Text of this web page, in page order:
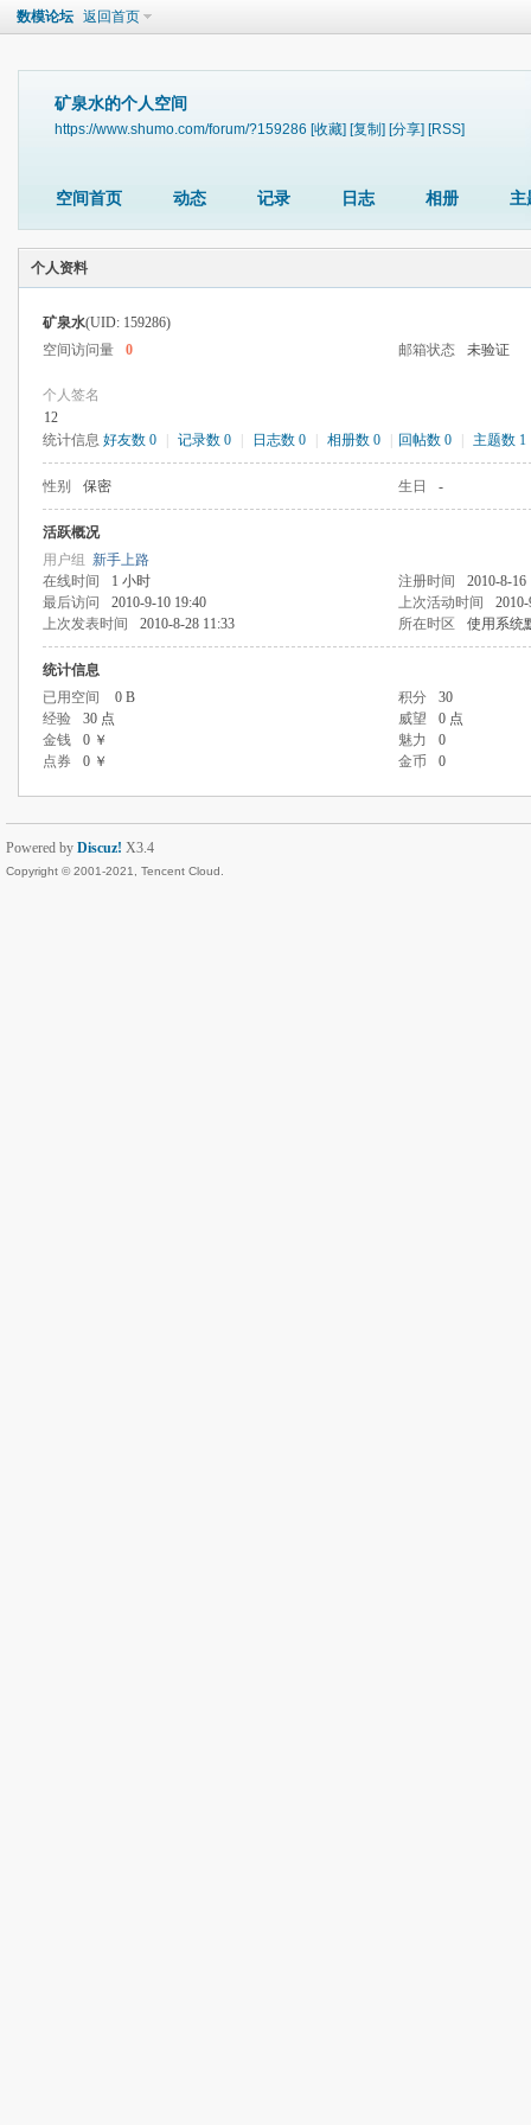
数模论坛 返回首页
矿泉水的个人空间
https://www.shumo.com/forum/?159286 [收藏] [复制] [分享] [RSS]
空间首页 动态 记录 日志 相册 主
个人资料
矿泉水(UID: 159286)
空间访问量
0 邮箱状态 未验证
个人签名
12
统计信息 好友数 0 记录数 0 日志数 0 相册数 0 回帖数 0 主题数 1
性别 保密 生日 -
活跃概况
用户组 新手上路
在线时间
1 小时 注册时间
2010-8-16
最后访问
2010-9-10 19:40 上次活动时间
上次发表时间
2010-8-28 11:33 所在时区 使用系统
统计信息
已用空间
0 B 积分
30
经验
30 点 威望
0 点
金钱
0 ￥ 魅力
0
点券
0 ￥ 金币 0
Powered by Discuz! X3.4
Copyright © 2001-2021, Tencent Cloud.